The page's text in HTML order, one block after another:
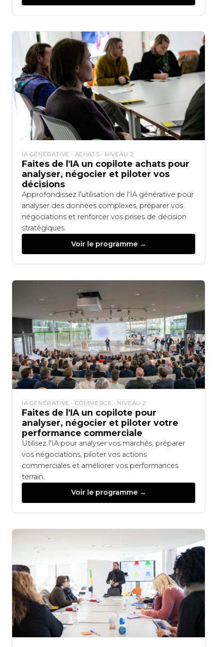
IA GÉNÉRATIVE · ACHATS · NIVEAU 2
Faites de l'IA un copilote achats pour
analyser, négocier et piloter vos
décisions
Approfondissez l'utilisation de l'IA générative pour
analyser des données complexes, préparer vos
négociations et renforcer vos prises de décision
stratégiques.
Voir le programme →
IA GÉNÉRATIVE · COMMERCE · NIVEAU 2
Faites de l'IA un copilote pour
analyser, négocier et piloter votre
performance commerciale
Utilisez l'IA pour analyser vos marchés, préparer
vos négociations, piloter vos actions
commerciales et améliorer vos performances
terrain.
Voir le programme →